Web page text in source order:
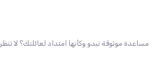
موثوقة تبدو وكأنها امتداد لعائلتك؟ لا